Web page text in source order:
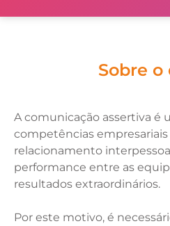
Sobre o
A comunicação assertiva é
competências empresariais
relacionamento
performance entre as
resultados extraordinários.
Por este motivo, é